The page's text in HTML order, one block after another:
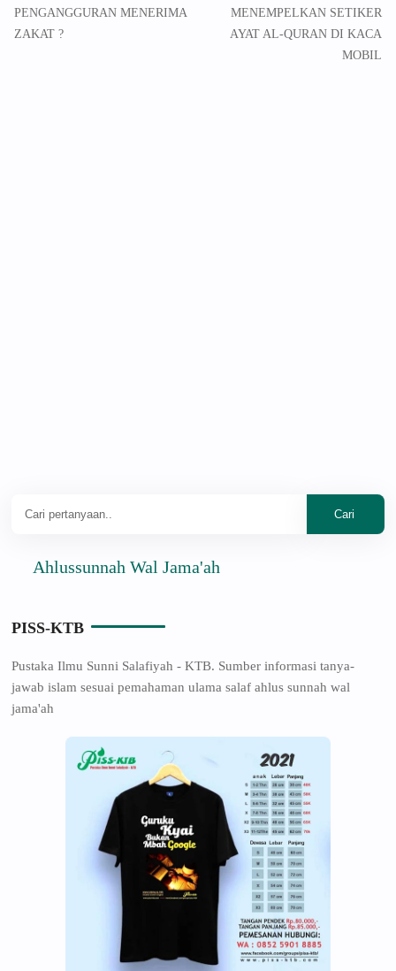
PENGANGGURAN MENERIMA
ZAKAT ?
MENEMPELKAN SETIKER
AYAT AL-QURAN DI KACA
MOBIL
Wal Jama'ah
PISS-KTB
Pustaka Ilmu Sunni Salafiyah - KTB. Sumber informasi tanya-
jawab islam sesuai pemahaman ulama salaf ahlus sunnah wal
jama'ah